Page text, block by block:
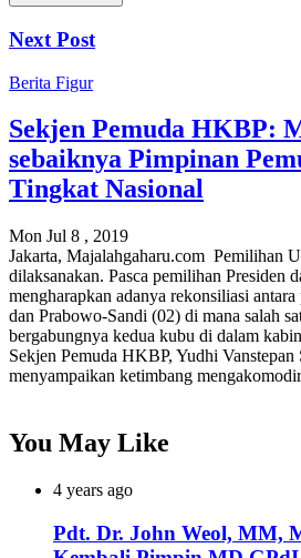
Next Post
Berita Figur
Sekjen Pemuda HKBP:
sebaiknya Pimpinan
Tingkat Nasional
Mon Jul 8 , 2019
Jakarta, Majalahgaharu.com Pemilihan
dilaksanakan. Pasca pemilihan Presiden
mengharapkan adanya rekonsiliasi
dan Prabowo-Sandi (02) di mana salah
bergabungnya kedua kubu di dalam
Sekjen Pemuda HKBP, Yudhi
menyampaikan ketimbang
You May Like
4 years ago
Pdt. Dr. John Weol, MM,